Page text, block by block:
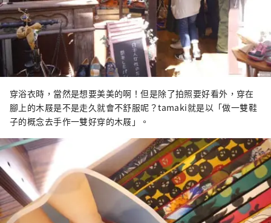
穿浴衣時，當然是想要美美的啊！但是除了拍照要好看外，穿在
腳上的木屐是不是走久就會不舒服呢？tamaki就是以「做一雙鞋
子的概念去手作一雙好穿的木屐」。